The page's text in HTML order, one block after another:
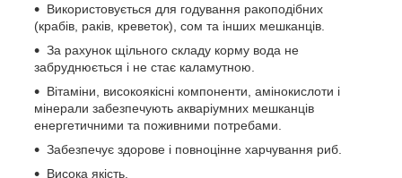
Використовується для годування ракоподібних
(крабів, раків, креветок), сом та інших мешканців.
За рахунок щільного складу корму вода не
забруднюється і не стає каламутною.
Вітаміни, високоякісні компоненти, амінокислоти і
мінерали забезпечують акваріумних мешканців
енергетичними та поживними потребами.
Забезпечує здорове і повноцінне харчування риб.
Висока якість.